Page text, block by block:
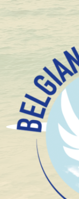
Brouwerij John
Gordon
33Cl
alcohol Blond
Oaked / Barrel Aged